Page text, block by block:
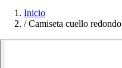
Inicio
/ Camiseta cuello